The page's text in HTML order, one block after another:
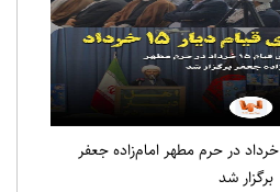
یادواره شهدای قیام ۱۵ خرداد در حرم مطهر امام‌زاده جعفر
برگزار شد